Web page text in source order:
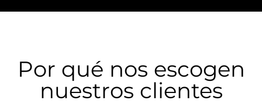
Por qué nos escogen
nuestros clientes